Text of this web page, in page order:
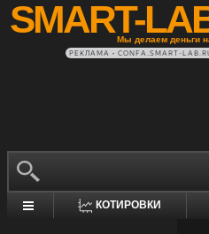
SMART-Мы делаем деньги
РЕКЛАМА • CONFA.SMART-
КОТИРОВКИ